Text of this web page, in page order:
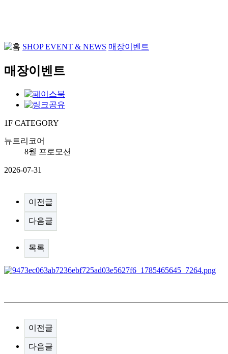
SHOP EVENT & NEWS 매장이벤트
매장이벤트
1F CATEGORY
뉴트리코어
8월 프로모션
2026-07-31
이전글
다음글
목록
이전글
다음글